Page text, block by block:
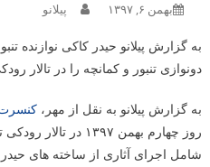
بهمن ۶, ۱۳۹۷ پیلانو
به گزارش پیلانو حیدر کاکی نوازنده
دونوازی تنبور و کمانچه را در تالار
به گزارش پیلانو به نقل از مهر،
روز چهارم بهمن ۱۳۹۷ در تالار رودکی تهران برگزار گردید. این
شامل اجرای آثاری از ساخته های